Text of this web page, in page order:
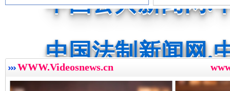
数据
中国法治新闻网.
WWW.Videosnews.cn